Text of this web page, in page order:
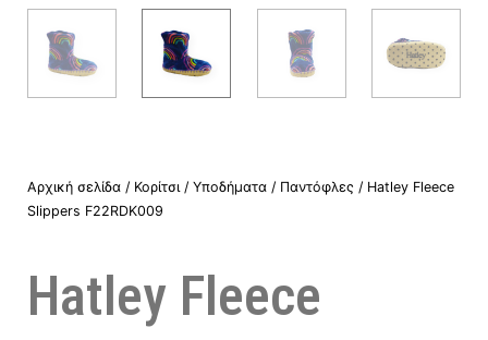
Αρχική σελίδα / Κορίτσι / Υποδήματα / Παντόφλες / Hatley Fleece
Slippers F22RDK009
Hatley Fleece